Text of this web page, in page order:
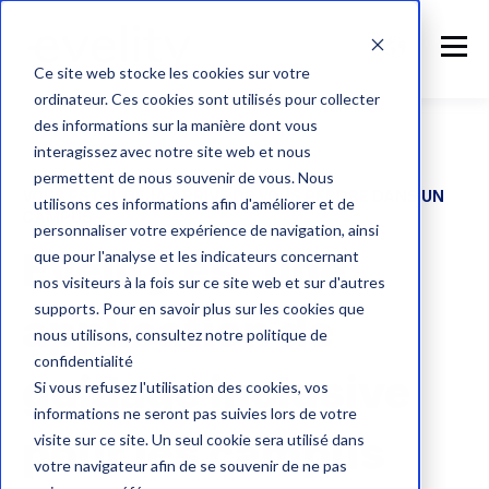
Ce site web stocke les cookies sur votre
ordinateur. Ces cookies sont utilisés pour collecter
des informations sur la manière dont vous
interagissez avec notre site web et nous
permettent de nous souvenir de vous. Nous
utilisons ces informations afin d'améliorer et de
personnaliser votre expérience de navigation, ainsi
que pour l'analyse et les indicateurs concernant
nos visiteurs à la fois sur ce site web et sur d'autres
supports. Pour en savoir plus sur les cookies que
nous utilisons, consultez notre politique de
confidentialité
Si vous refusez l'utilisation des cookies, vos
informations ne seront pas suivies lors de votre
visite sur ce site. Un seul cookie sera utilisé dans
votre navigateur afin de se souvenir de ne pas
VOUS EST-IL DÉJÀ ARRIVÉ DE VOUS PERDRE DANS UN
Evelity est une
application de
guidage inclusive
pour les campus